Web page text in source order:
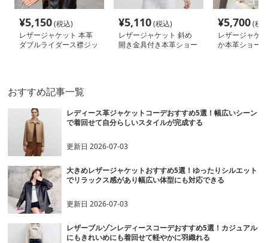
¥5,150(税込)
レザージャケット 本革
ダブルライダース襟ジッ
¥5,110(税込)
レザージャケット 斜め
開き金具付き本革ショー
¥5,700(税
レザージャケ
か本革ショー
おすすめ記事一覧
レディース革ジャケットコーデおすすめ5選！幅広いシーン
で着回せて自分らしいスタイルが完成する
更新日2026-07-03
大きめレザージャケットおすすめ5選！ゆったりシルエット
でリラックス感があり幅広い体型にも対応できる
更新日2026-07-03
レザーブルゾンレディースコーデおすすめ5選！カジュアル
にもきれいめにも着回せて軽やかに羽織れる